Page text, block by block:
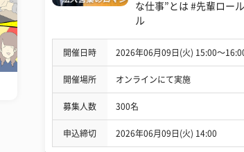
な仕事”とは #先輩ロー
ル
開催日時 2026年06月09日(火) 15:00〜
開催場所 オンラインにて実施
募集人数 300名
申込締切 2026年06月09日(火) 14:00